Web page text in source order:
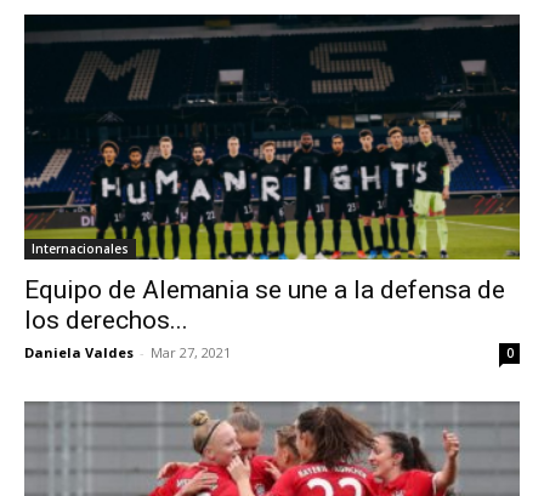
Internacionales
Equipo de Alemania se une a la defensa de
los derechos...
Daniela Valdes - Mar 27, 2021 0